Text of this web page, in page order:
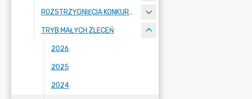
ROZSTRZYGNIĘCIA KONKURSOWE
TRYB MAŁYCH ZLECEŃ
2026
2025
2024